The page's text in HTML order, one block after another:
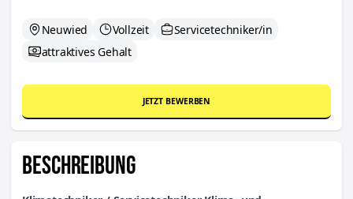
Neuwied Vollzeit
Servicetechniker/in
attraktives Gehalt
JETZT BEWERBEN
BESCHREIBUNG